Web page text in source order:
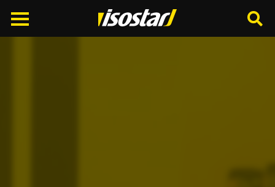
Cerca
nel